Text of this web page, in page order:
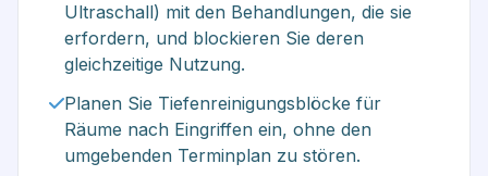
Ultraschall) mit den Behandlungen, die sie
erfordern, und blockieren Sie deren
gleichzeitige Nutzung.
Planen Sie Tiefenreinigungsblöcke für
Räume nach Eingriffen ein, ohne den
umgebenden Terminplan zu stören.